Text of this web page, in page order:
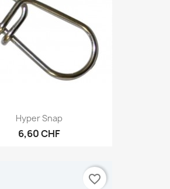
Hyper Snap
6,60 CHF
favorite_border